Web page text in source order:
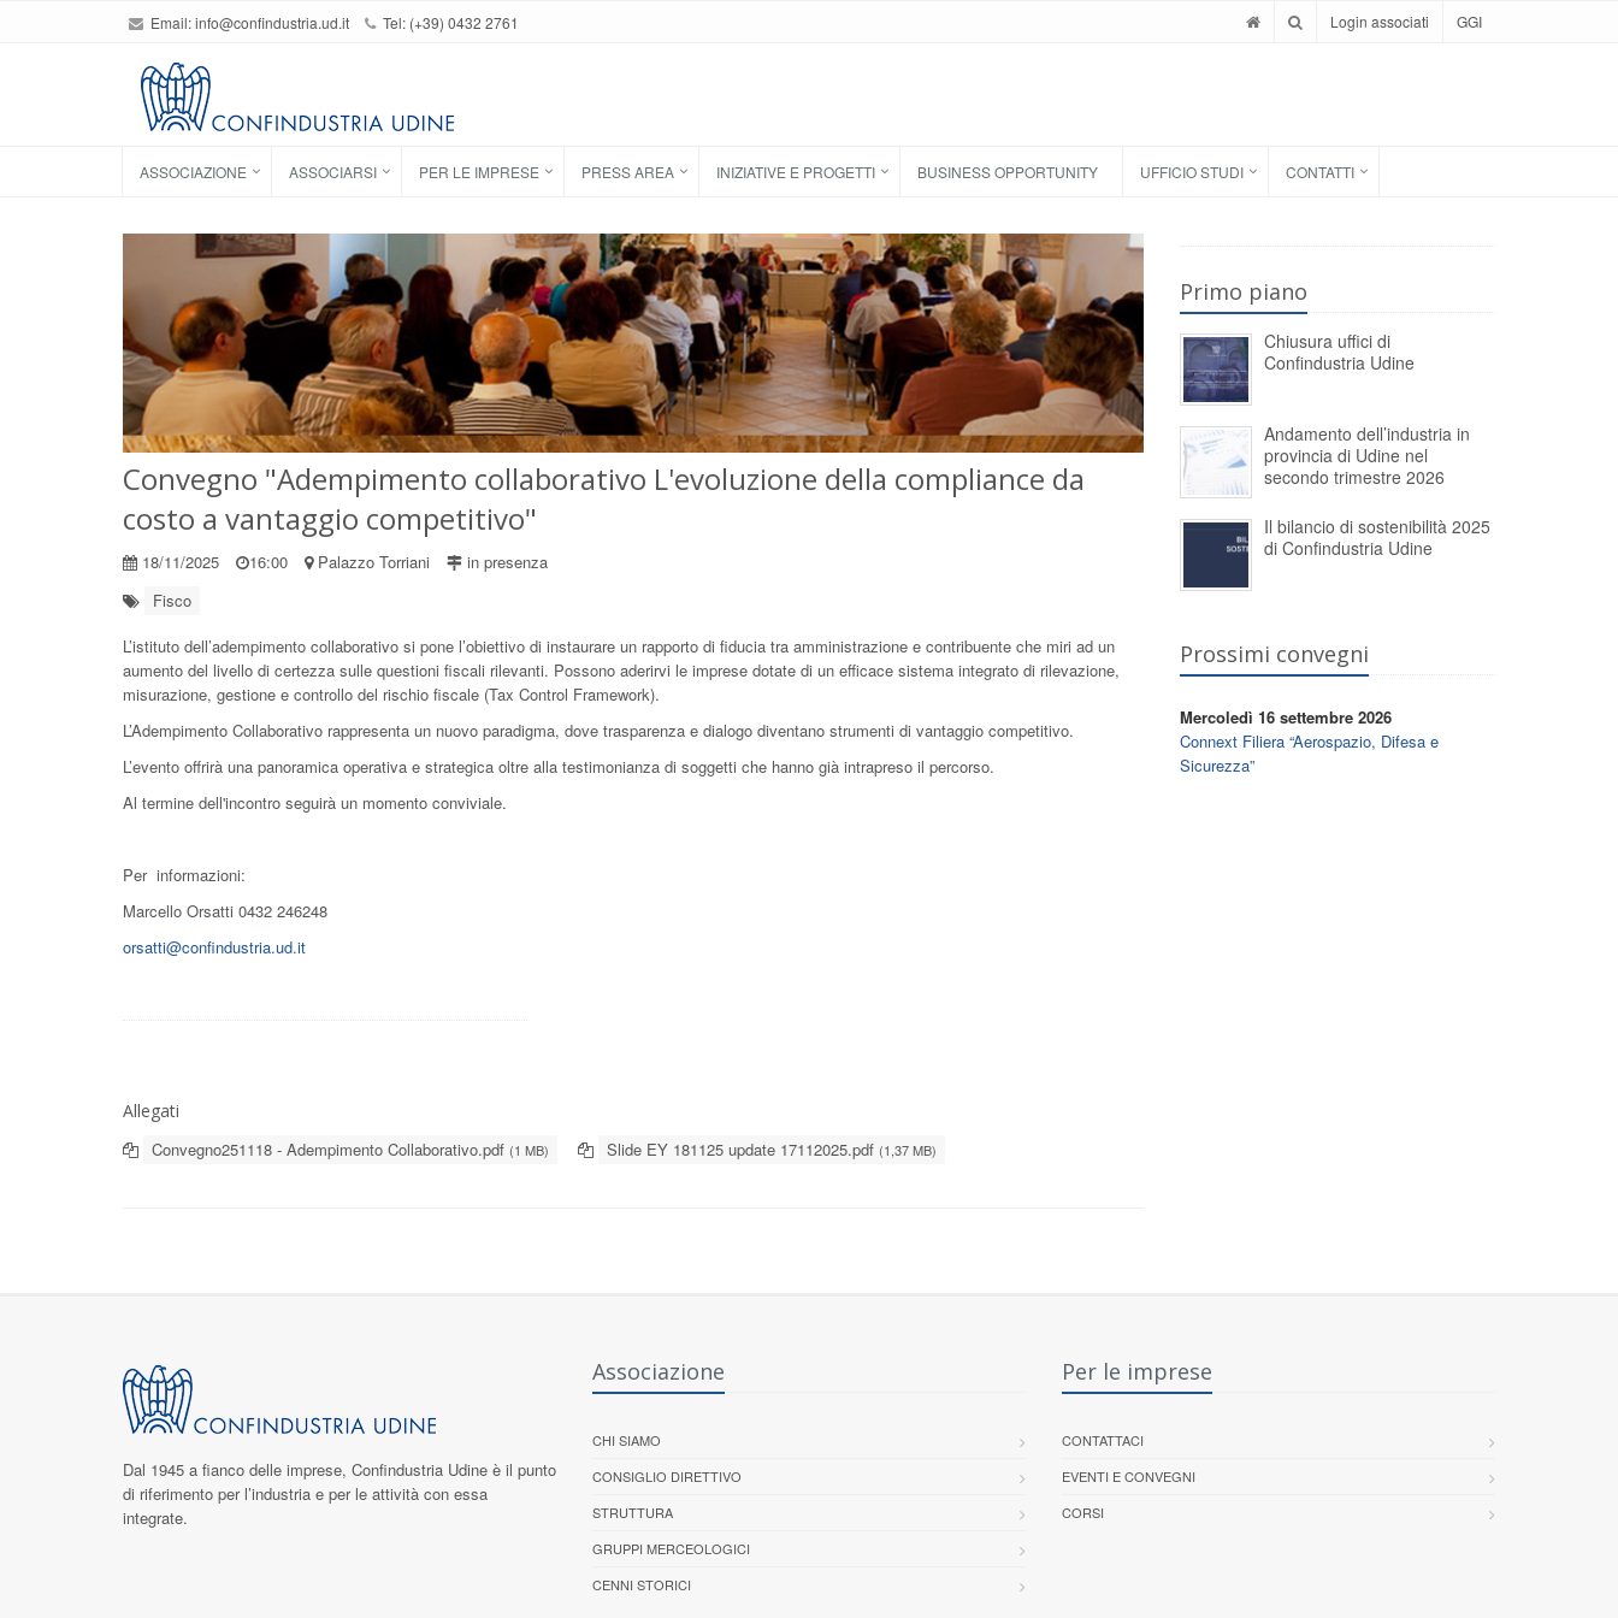
Email:info@confindustria.ud.it Tel: (+39) 0432 2761 Login associati GGI
ASSOCIAZIONE ASSOCIARSI PER LE IMPRESE PRESS AREA INIZIATIVE E PROGETTI BUSINESS OPPORTUNITY UFFICIO STUDI CONTATTI
Convegno "Adempimento collaborativo L'evoluzione della compliance da
costo a vantaggio competitivo"
18/11/2025 16:00 Palazzo Torriani
in presenza
Fisco
L’istituto dell’adempimento collaborativo si pone l’obiettivo di instaurare un rapporto di fiducia tra amministrazione e contribuente che miri ad un
aumento del livello di certezza sulle questioni fiscali rilevanti. Possono aderirvi le imprese dotate di un efficace sistema integrato di rilevazione,
misurazione, gestione e controllo del rischio fiscale (Tax Control Framework).
L’Adempimento Collaborativo rappresenta un nuovo paradigma, dove trasparenza e dialogo diventano strumenti di vantaggio competitivo.
L’evento offrirà una panoramica operativa e strategica oltre alla testimonianza di soggetti che hanno già intrapreso il percorso.
Al termine dell'incontro seguirà un momento conviviale.
Per informazioni:
Marcello Orsatti 0432 246248
orsatti@confindustria.ud.it
Allegati
Convegno251118 - Adempimento Collaborativo.pdf (1 MB) Slide EY 181125 update 17112025.pdf (1,37 MB)
Primo piano
Chiusura uffici di
Confindustria Udine
Andamento dell’industria in
provincia di Udine nel
secondo trimestre 2026
Il bilancio di sostenibilità 2025
di Confindustria Udine
Prossimi convegni
Mercoledì 16 settembre 2026
Connext Filiera “Aerospazio, Difesa e
Sicurezza”
Dal 1945 a fianco delle imprese, Confindustria Udine è il punto
di riferimento per l’industria e per le attività con essa
integrate.
Associazione
CHI SIAMO
CONSIGLIO DIRETTIVO
STRUTTURA
GRUPPI MERCEOLOGICI
CENNI STORICI
Per le imprese
CONTATTACI
EVENTI E CONVEGNI
CORSI